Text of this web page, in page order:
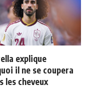
explique
il ne se coupera
les cheveux